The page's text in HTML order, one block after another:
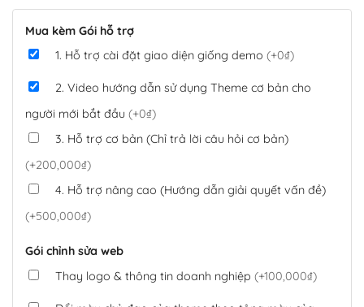
Mua kèm Gói hỗ trợ
1. Hỗ trợ cài đặt giao diện giống demo (+0₫)
2. Video hướng dẫn sử dụng Theme cơ bản cho
người mới bắt đầu (+0₫)
3. Hỗ trợ cơ bản (Chỉ trả lời câu hỏi cơ bản)
(+200,000₫)
4. Hỗ trợ nâng cao (Hướng dẫn giải quyết vấn đề)
(+500,000₫)
Gói chỉnh sửa web
Thay logo & thông tin doanh nghiệp (+100,000₫)